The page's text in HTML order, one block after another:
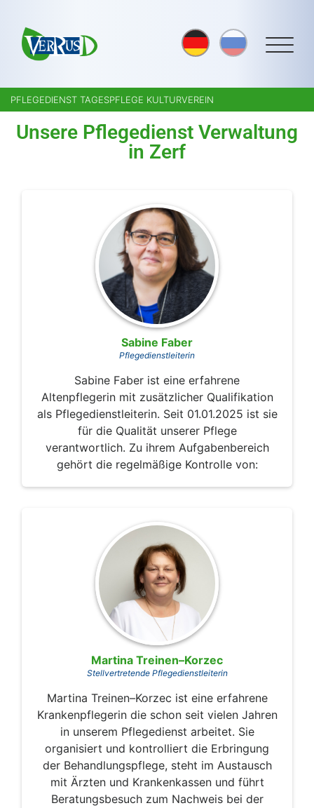
PFLEGEDIENST TAGESPFLEGE KULTURVEREIN
Unsere Pflegedienst Verwaltung
in Zerf
Sabine Faber
Pflegedienstleiterin
Sabine Faber ist eine erfahrene
Altenpflegerin mit zusätzlicher Qualifikation
als Pflegedienstleiterin. Seit 01.01.2025 ist sie
für die Qualität unserer Pflege
verantwortlich. Zu ihrem Aufgabenbereich
gehört die regelmäßige Kontrolle von:
Martina Treinen–Korzec
Stellvertretende Pflegedienstleiterin
Martina Treinen–Korzec ist eine erfahrene
Krankenpflegerin die schon seit vielen Jahren
in unserem Pflegedienst arbeitet. Sie
organisiert und kontrolliert die Erbringung
der Behandlungspflege, steht im Austausch
mit Ärzten und Krankenkassen und führt
Beratungsbesuch zum Nachweis bei der